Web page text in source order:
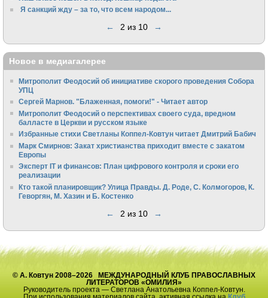
Я санкций жду – за то, что всем народом...
← 2 из 10 →
Новое в медиагалерее
Митрополит Феодосий об инициативе скорого проведения Собора
УПЦ
Сергей Марнов. "Блаженная, помоги!" - Читает автор
Митрополит Феодосий о перспективах своего суда, вредном
балласте в Церкви и русском языке
Избранные стихи Светланы Коппел-Ковтун читает Дмитрий Бабич
Марк Смирнов: Закат христианства приходит вместе с закатом
Европы
Эксперт IT и финансов: План цифрового контроля и сроки его
реализации
Кто такой планировщик? Улица Правды. Д. Роде, С. Колмогоров, К.
Геворгян, М. Хазин и Б. Костенко
← 2 из 10 →
© А. Ковтун 2008–2026 МЕЖДУНАРОДНЫЙ КЛУБ ПРАВОСЛАВНЫХ
ЛИТЕРАТОРОВ «ОМИЛИЯ»
Руководитель проекта — Светлана Анатольевна Коппел-Ковтун.